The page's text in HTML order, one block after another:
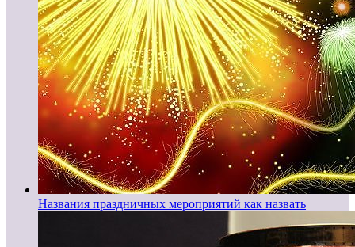
Названия праздничных мероприятий как назвать